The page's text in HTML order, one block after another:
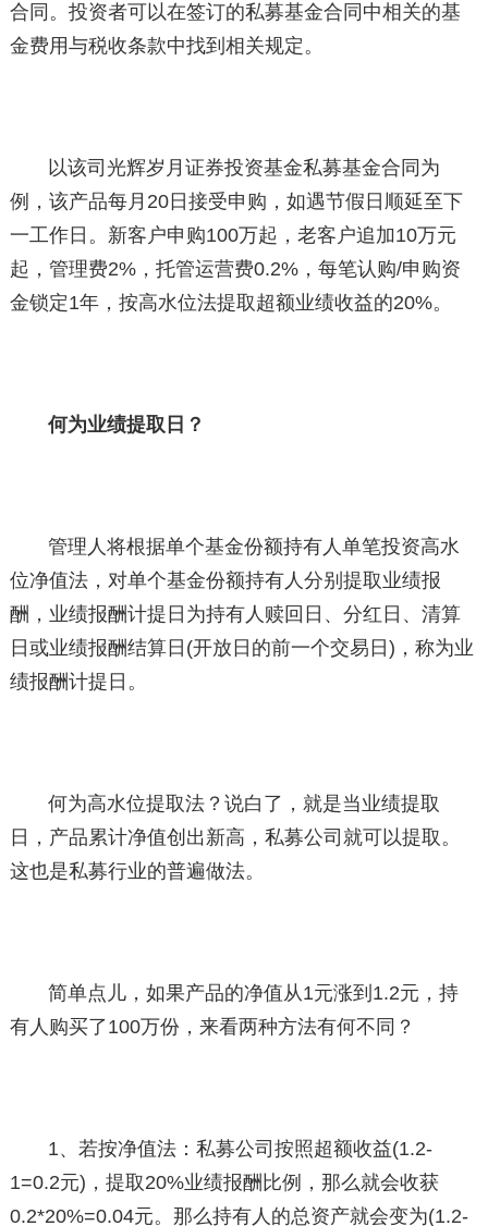
合同。投资者可以在签订的私募基金合同中相关的基
金费用与税收条款中找到相关规定。
以该司光辉岁月证券投资基金私募基金合同为
例，该产品每月20日接受申购，如遇节假日顺延至下
一工作日。新客户申购100万起，老客户追加10万元
起，管理费2%，托管运营费0.2%，每笔认购/申购资
金锁定1年，按高水位法提取超额业绩收益的20%。
何为业绩提取日？
管理人将根据单个基金份额持有人单笔投资高水
位净值法，对单个基金份额持有人分别提取业绩报
酬，业绩报酬计提日为持有人赎回日、分红日、清算
日或业绩报酬结算日(开放日的前一个交易日)，称为业
绩报酬计提日。
何为高水位提取法？说白了，就是当业绩提取
日，产品累计净值创出新高，私募公司就可以提取。
这也是私募行业的普遍做法。
简单点儿，如果产品的净值从1元涨到1.2元，持
有人购买了100万份，来看两种方法有何不同？
1、若按净值法：私募公司按照超额收益(1.2-
1=0.2元)，提取20%业绩报酬比例，那么就会收获
0.2*20%=0.04元。那么持有人的总资产就会变为(1.2-